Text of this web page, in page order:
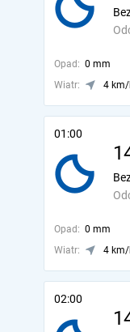
Opad: 0 mm
Wiatr:
4 km/
01:00
Opad: 0 mm
Wiatr:
4 km/
02:00